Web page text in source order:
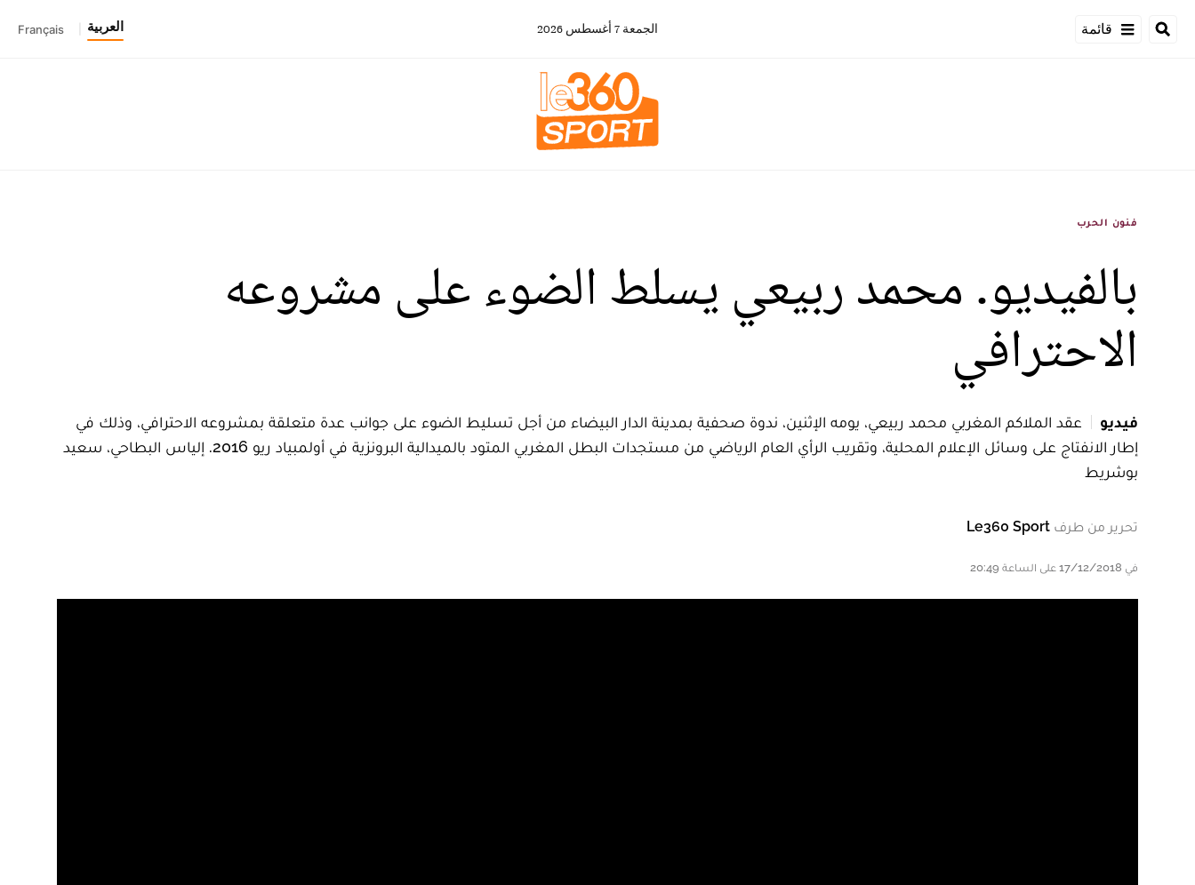
قائمة الجمعة 7 أغسطس 2026 العربية Français
فنون الحرب
بالفيديو. محمد ربيعي يسلط الضوء على مشروعه
الاحترافي
فيديو
عقد الملاكم المغربي محمد ربيعي، يومه الإثنين، ندوة صحفية بمدينة الدار البيضاء من أجل تسليط الضوء على جوانب عدة متعلقة بمشروعه الاحترافي، وذلك في
إطار الانفتاج على وسائل الإعلام المحلية، وتقريب الرأي العام الرياضي من مستجدات البطل المغربي المتود بالميدالية البرونزية في أولمبياد ريو 2016. إلياس البطاحي، سعيد
بوشريط
تحرير من طرف Le360 Sport
في 17/12/2018 على الساعة 20:49